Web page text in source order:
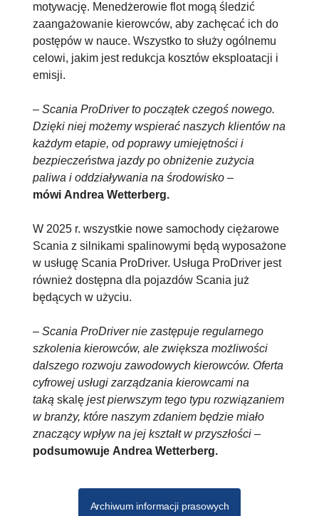
motywację. Menedżerowie flot mogą śledzić
zaangażowanie kierowców, aby zachęcać ich do
postępów w nauce. Wszystko to służy ogólnemu
celowi, jakim jest redukcja kosztów eksploatacji i
emisji.
– Scania ProDriver to początek czegoś nowego.
Dzięki niej możemy wspierać naszych klientów na
każdym etapie, od poprawy umiejętności i
bezpieczeństwa jazdy po obniżenie zużycia
paliwa i oddziaływania na środowisko –
mówi Andrea Wetterberg.
W 2025 r. wszystkie nowe samochody ciężarowe
Scania z silnikami spalinowymi będą wyposażone
w usługę Scania ProDriver. Usługa ProDriver jest
również dostępna dla pojazdów Scania już
będących w użyciu.
– Scania ProDriver nie zastępuje regularnego
szkolenia kierowców, ale zwiększa możliwości
dalszego rozwoju zawodowych kierowców. Oferta
cyfrowej usługi zarządzania kierowcami na
taką skalę jest pierwszym tego typu rozwiązaniem
w branży, które naszym zdaniem będzie miało
znaczący wpływ na jej kształt w przyszłości –
podsumowuje Andrea Wetterberg.
Archiwum informacji prasowych